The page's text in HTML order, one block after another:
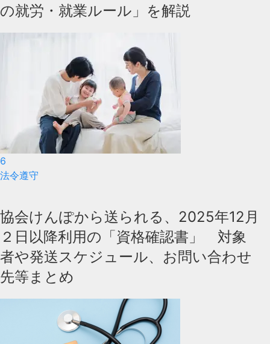
の就労・就業ルール」を解説
6
法令遵守
協会けんぽから送られる、2025年12月
２日以降利用の「資格確認書」 対象
者や発送スケジュール、お問い合わせ
先等まとめ